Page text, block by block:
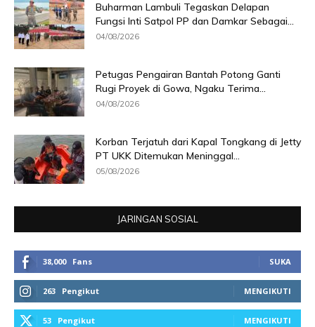
Buharman Lambuli Tegaskan Delapan
Fungsi Inti Satpol PP dan Damkar Sebagai...
04/08/2026
Petugas Pengairan Bantah Potong Ganti
Rugi Proyek di Gowa, Ngaku Terima...
04/08/2026
Korban Terjatuh dari Kapal Tongkang di Jetty
PT UKK Ditemukan Meninggal...
05/08/2026
JARINGAN SOSIAL
38,000 Fans SUKA
263 Pengikut MENGIKUTI
53 Pengikut MENGIKUTI